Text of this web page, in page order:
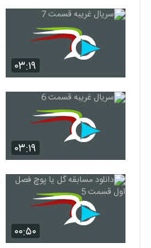
۰۳:۱۹
۰۳:۱۹
۰۰:۵۰